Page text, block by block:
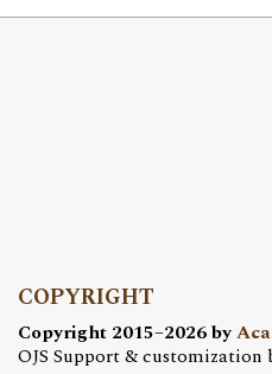
COPYRIGHT
Copyright 2015–2026 by
OJS Support & customization